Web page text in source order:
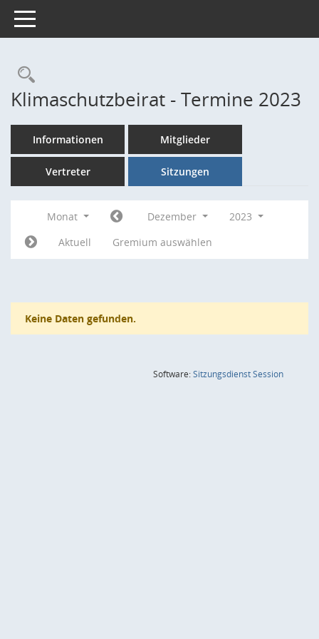
Toggle navigation
Rechercheauswahl
Klimaschutzbeirat - Termine 2023
Informationen Mitglieder
Vertreter Sitzungen
Monat Dezember
2023
Aktuell
Gremium auswählen
Keine Daten gefunden.
Software:SitzungsdienstSession(Wird in